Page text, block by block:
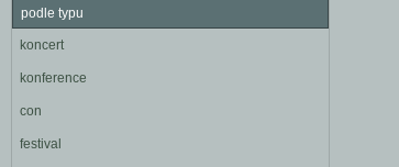
podle typu
koncert
konference
con
festival